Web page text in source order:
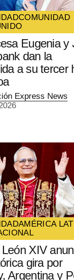
COMUNIDAD
Eugenia y
dan la
a su tercer
Express News
AMÉRICA
XIV
gira por
Argentina y